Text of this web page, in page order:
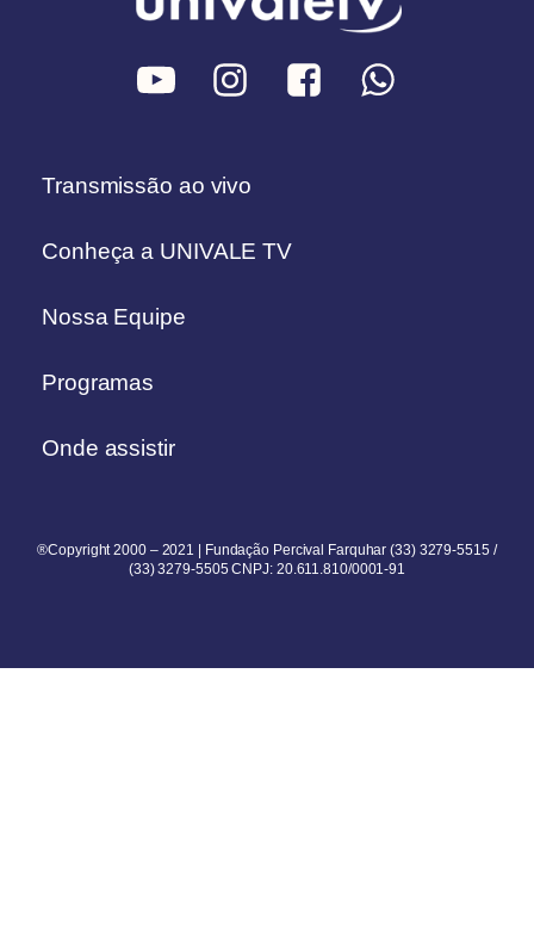
Transmissão ao vivo
Conheça a UNIVALE TV
Nossa Equipe
Programas
Onde assistir
®Copyright 2000 – 2021 | Fundação Percival Farquhar (33) 3279-5515 /
(33) 3279-5505 CNPJ: 20.611.810/0001-91